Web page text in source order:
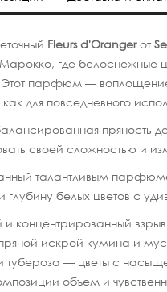
Fleurs d'Orangerот
где белоснежные
парфюм —
для повседневного
пряность
своей сложностью и
талантливым
белых цветов с
искрой кумина и
тубероза — цветы с
объем и